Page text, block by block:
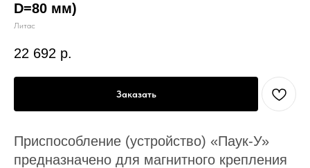
D=80 мм)
Литас
22 692 р.
Заказать
Приспособление (устройство) «Паук-У»
предназначено для магнитного крепления